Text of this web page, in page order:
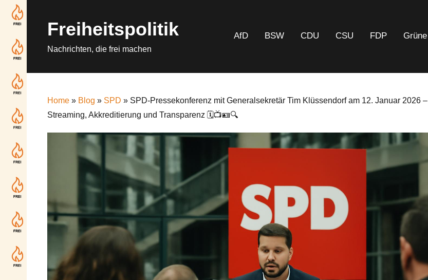
contentFreiheitspolitik
Nachrichten, die frei machen
AfD BSW CDU CSU FDP Grüne
Home » Blog » SPD » SPD-Pressekonferenz mit Generalsekretär Tim Klüssendorf am 12. Januar 2026 –
Streaming, Akkreditierung und Transparenz 🗓️📺🪪🔍